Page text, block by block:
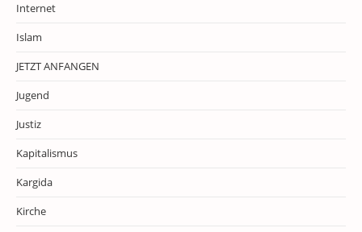
Internet
Islam
JETZT ANFANGEN
Jugend
Justiz
Kapitalismus
Kargida
Kirche